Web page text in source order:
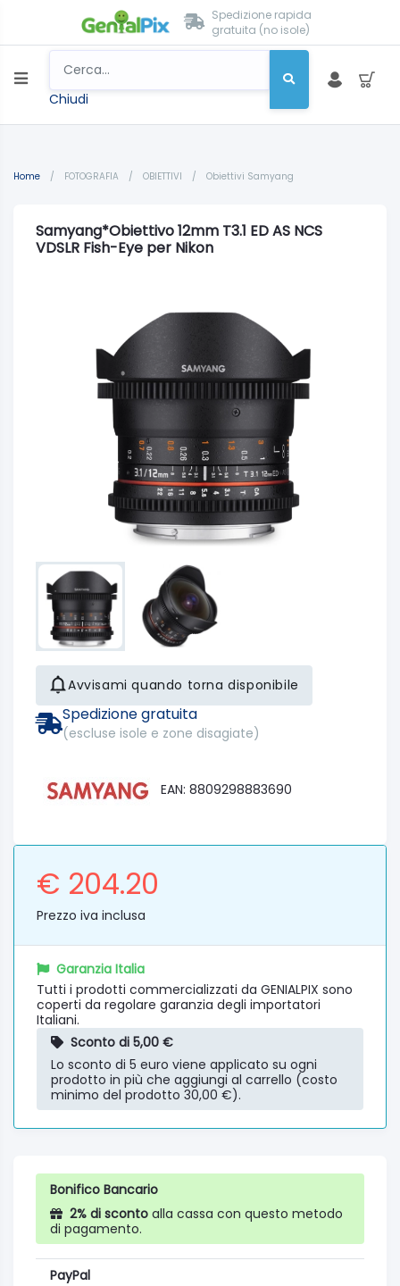
Spedizione rapida
gratuita (no isole)
Chiudi
Home / FOTOGRAFIA / OBIETTIVI / Obiettivi Samyang
Samyang*Obiettivo 12mm T3.1 ED AS NCS
VDSLR Fish-Eye per Nikon
Avvisami quando torna disponibile
Spedizione gratuita
(escluse isole e zone disagiate)
EAN: 8809298883690
€ 204.20
Prezzo iva inclusa
Garanzia Italia
Tutti i prodotti commercializzati da GENIALPIX sono
coperti da regolare garanzia degli importatori
Italiani.
Sconto di 5,00 €
Lo sconto di 5 euro viene applicato su ogni
prodotto in più che aggiungi al carrello (costo
minimo del prodotto 30,00 €).
Bonifico Bancario
2% di sconto alla cassa con questo metodo
di pagamento.
PayPal